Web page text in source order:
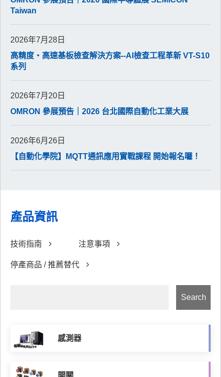
Taiwan
2026年7月28日
高精度・高速基板檢查解決方案--AI檢查工程革新 VT-S10
系列
2026年7月20日
OMRON 參展預告｜2026 台北國際自動化工業大展
2026年6月26日
【自動化學院】MQTT通訊應用實戰課程 開始報名囉！
產品資訊
技術指南 注意事項
停產商品 / 推薦替代
感測器
開關